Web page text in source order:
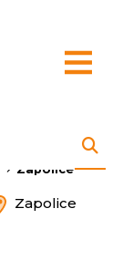
Zapolice
Zapolice